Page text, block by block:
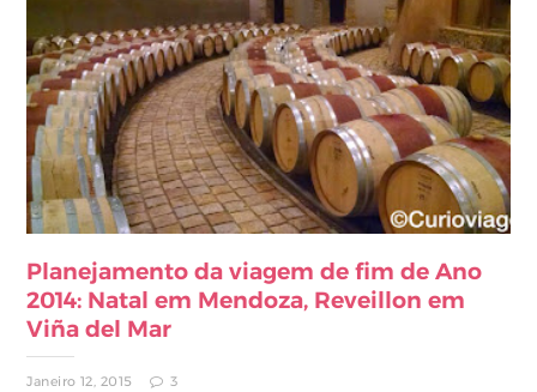
Planejamento da viagem de fim de Ano
2014: Natal em Mendoza, Reveillon em
Viña del Mar
Janeiro 12, 2015 3